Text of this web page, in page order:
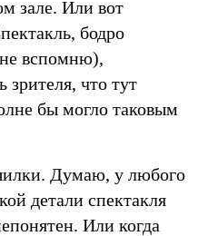
зале. Или вот
бодро
вспомню),
что тут
бы могло таковым
Думаю, у любого
детали спектакля
Или когда